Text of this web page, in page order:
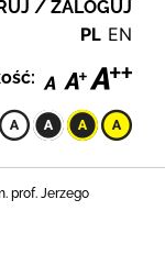
/ ZALOGUJ
PL EN
prof. Jerzego